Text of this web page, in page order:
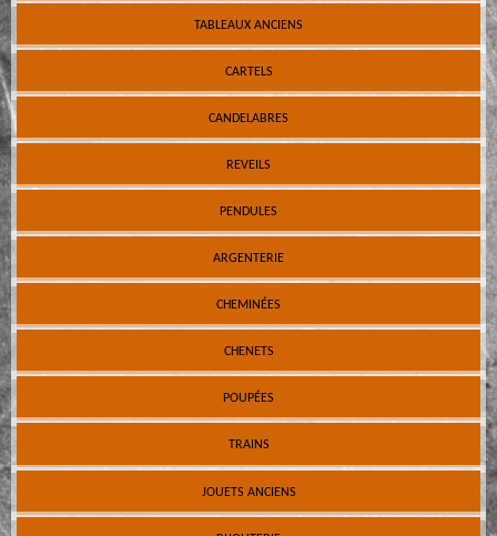
TABLEAUX ANCIENS
CARTELS
CANDELABRES
REVEILS
PENDULES
ARGENTERIE
CHEMINÉES
CHENETS
POUPÉES
TRAINS
JOUETS ANCIENS